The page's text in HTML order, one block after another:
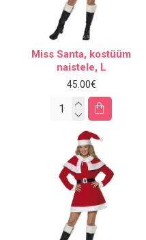
Miss Santa, kostüüm
naistele, L
45.00€